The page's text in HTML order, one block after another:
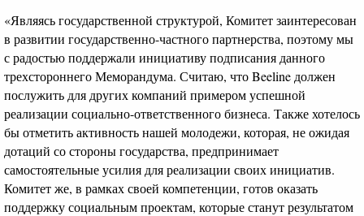
«Являясь государственной структурой, Комитет заинтересован
в развитии государственно-частного партнерства, поэтому мы
с радостью поддержали инициативу подписания данного
трехстороннего Меморандума. Считаю, что Beeline должен
послужить для других компаний примером успешной
реализации социально-ответственного бизнеса. Также хотелось
бы отметить активность нашей молодежи, которая, не ожидая
дотаций со стороны государства, предпринимает
самостоятельные усилия для реализации своих инициатив.
Комитет же, в рамках своей компетенции, готов оказать
поддержку социальным проектам, которые станут результатом